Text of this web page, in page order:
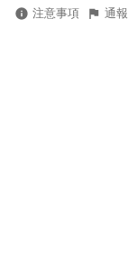
注意事項 通報